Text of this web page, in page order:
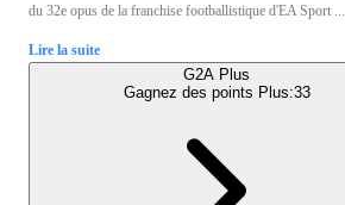
du 32e opus de la franchise footballistique d'EA Sport ...
Lire la suite
G2A Plus
Gagnez des points Plus:33